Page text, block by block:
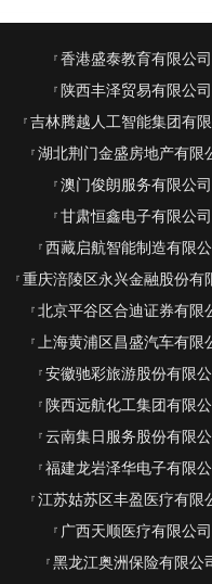
香港盛泰教育有限公司
陕西丰泽贸易有限公司
吉林腾越人工智能集团有限
湖北荆门金盛房地产有限
澳门俊朗服务有限公司
甘肃恒鑫电子有限公司
西藏启航智能制造有限公
重庆涪陵区永兴金融股份有
北京平谷区合迪证券有限
上海黄浦区昌盛汽车有限
安徽驰彩旅游股份有限公
陕西远航化工集团有限公
云南集日服务股份有限公
福建龙岩泽华电子有限公
江苏姑苏区丰盈医疗有限
广西天顺医疗有限公司
黑龙江奥洲保险有限公